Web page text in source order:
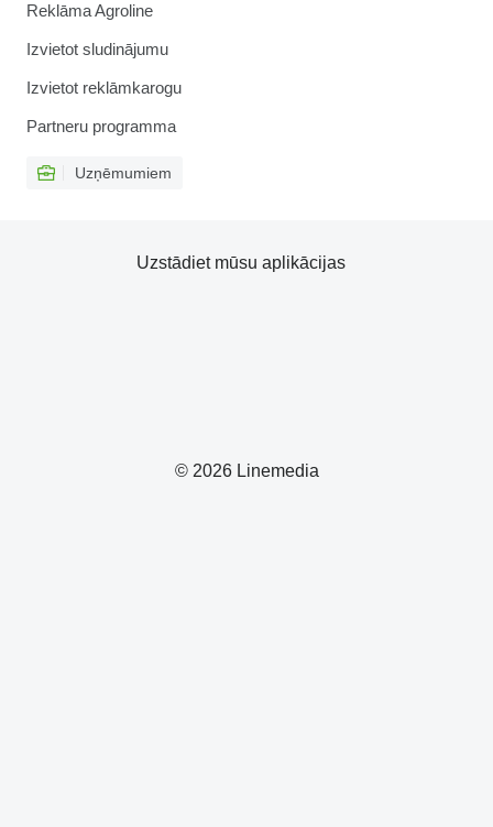
Reklāma Agroline
Izvietot sludinājumu
Izvietot reklāmkarogu
Partneru programma
Uzņēmumiem
© 2026 Linemedia
Uzstādiet mūsu aplikācijas